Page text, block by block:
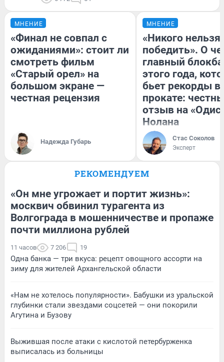
МНЕНИЕ
«Финал не совпал с
ожиданиями»: стоит ли
смотреть фильм
«Старый орел» на
большом экране —
честная рецензия
Надежда Губарь
МНЕНИЕ
«Никого нельзя
победить». О
главный
этого года,
бьет рекорды в
прокате:
отзыв на
Нолана
Стас Соколов
Эксперт
РЕКОМЕНДУЕМ
«Он мне угрожает и портит жизнь»:
москвич обвинил турагента из
Волгограда в мошенничестве и пропаже
почти миллиона рублей
11 часов 7 206 19
Одна банка — три вкуса: рецепт овощного ассорти на
зиму для жителей Архангельской области
«Нам не хотелось популярности». Бабушки из уральской
глубинки стали звездами соцсетей — они покорили
Агутина и Бузову
Выжившая после атаки с кислотой петербурженка
выписалась из больницы